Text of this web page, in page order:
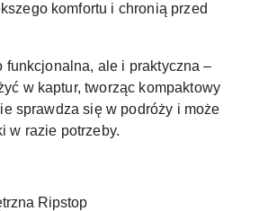
komfortu i chronią przed
funkcjonalna, ale i praktyczna –
w kaptur, tworząc kompaktowy
sprawdza się w podróży i może
w razie potrzeby.
Ripstop